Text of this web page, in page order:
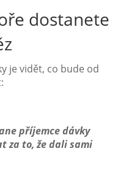
dostanete
je vidět, co bude od
příjemce dávky
za to, že dali sami